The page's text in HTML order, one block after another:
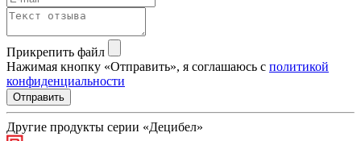
Прикрепить файл
Нажимая кнопку «Отправить», я соглашаюсь с политикой
конфиденциальности
Отправить
Другие продукты серии «Децибел»